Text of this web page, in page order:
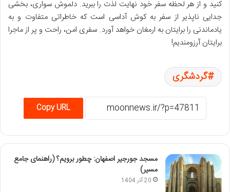
کنید و از هر لحظه سفر خود نهایت لذت را ببرید. دلموش سواری، بخشی
جدایی ناپذیر از سفر به کوش آداسی است که خاطراتی متفاوت و به
یادماندنی را برایتان به ارمغان خواهد آورد. سفری امن، راحت و پر از ماجرا
برایتان آرزومندیم!
گردشگری
Copy URL
مسجد جورجیر اصفهان: چطور برویم؟ (راهنمای جامع
مسیر)
20 آذر 1404